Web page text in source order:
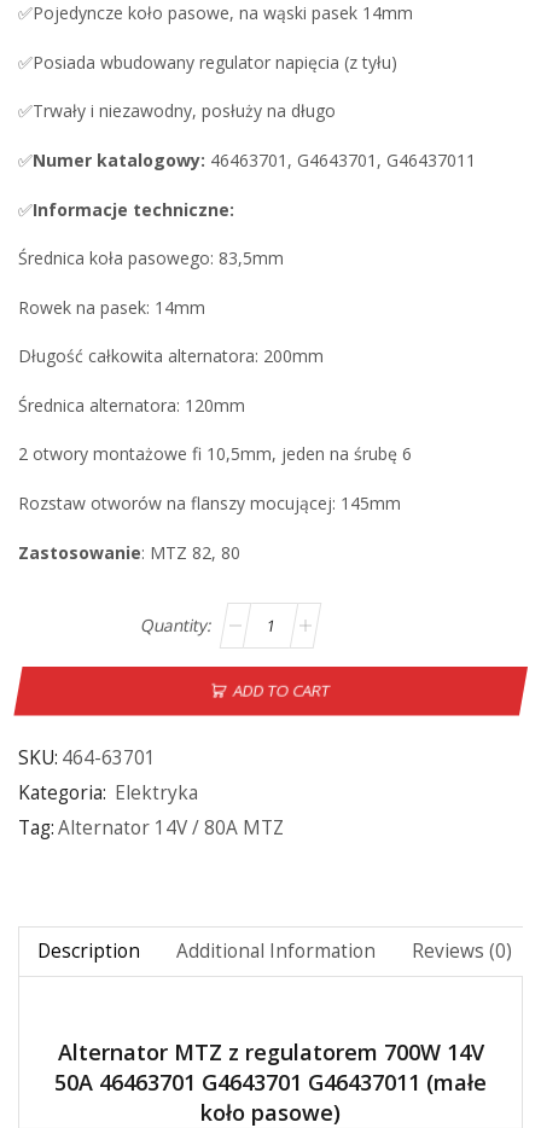
✅Pojedyncze koło pasowe, na wąski pasek 14mm
✅Posiada wbudowany regulator napięcia (z tyłu)
✅Trwały i niezawodny, posłuży na długo
✅Numer katalogowy: 46463701, G4643701, G46437011
✅Informacje techniczne:
Średnica koła pasowego: 83,5mm
Rowek na pasek: 14mm
Długość całkowita alternatora: 200mm
Średnica alternatora: 120mm
2 otwory montażowe fi 10,5mm, jeden na śrubę 6
Rozstaw otworów na flanszy mocującej: 145mm
Zastosowanie: MTZ 82, 80
ADD TO CART
SKU: 464-63701
Kategoria: Elektryka
Tag:Alternator 14V / 80A MTZ
Description Additional Information Reviews (0)
Alternator MTZ z regulatorem 700W 14V
50A 46463701 G4643701 G46437011 (małe
koło pasowe)